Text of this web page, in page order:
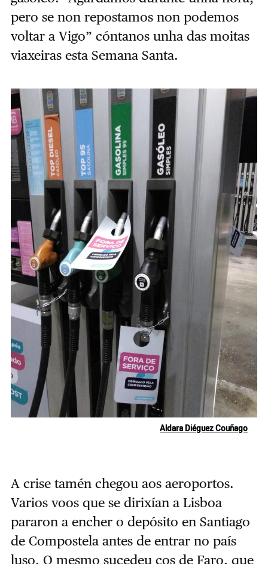
pero se non repostamos non podemos
voltar a Vigo” cóntanos unha das moitas
viaxeiras esta Semana Santa.
Aldara Diéguez Couñago
A crise tamén chegou aos aeroportos.
Varios voos que se dirixían a Lisboa
pararon a encher o depósito en Santiago
de Compostela antes de entrar no país
luso. O mesmo sucedeu cos de Faro, que